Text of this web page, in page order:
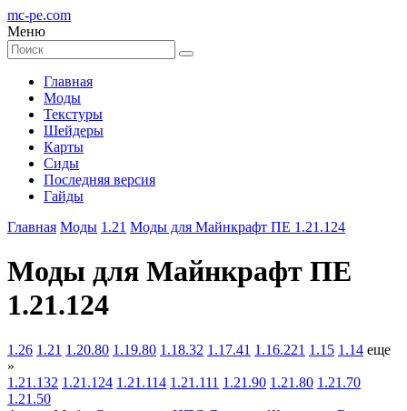
mc-pe.com
Меню
Главная
Моды
Текстуры
Шейдеры
Карты
Сиды
Последняя версия
Гайды
Главная Моды 1.21 Моды для Майнкрафт ПЕ 1.21.124
Моды для Майнкрафт ПЕ
1.21.124
1.26 1.21 1.20.80 1.19.80 1.18.32 1.17.41 1.16.221 1.15 1.14 еще
»
1.21.132 1.21.124 1.21.114 1.21.111 1.21.90 1.21.80 1.21.70
1.21.50